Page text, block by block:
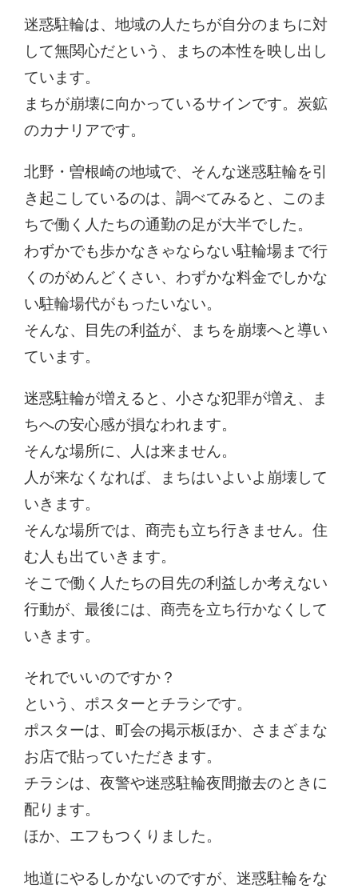
迷惑駐輪は、地域の人たちが自分のまちに対
して無関心だという、まちの本性を映し出し
ています。
まちが崩壊に向かっているサインです。炭鉱
のカナリアです。
北野・曽根崎の地域で、そんな迷惑駐輪を引
き起こしているのは、調べてみると、このま
ちで働く人たちの通勤の足が大半でした。
わずかでも歩かなきゃならない駐輪場まで行
くのがめんどくさい、わずかな料金でしかな
い駐輪場代がもったいない。
そんな、目先の利益が、まちを崩壊へと導い
ています。
迷惑駐輪が増えると、小さな犯罪が増え、ま
ちへの安心感が損なわれます。
そんな場所に、人は来ません。
人が来なくなれば、まちはいよいよ崩壊して
いきます。
そんな場所では、商売も立ち行きません。住
む人も出ていきます。
そこで働く人たちの目先の利益しか考えない
行動が、最後には、商売を立ち行かなくして
いきます。
それでいいのですか？
という、ポスターとチラシです。
ポスターは、町会の掲示板ほか、さまざまな
お店で貼っていただきます。
チラシは、夜警や迷惑駐輪夜間撤去のときに
配ります。
ほか、エフもつくりました。
地道にやるしかないのですが、迷惑駐輪をな